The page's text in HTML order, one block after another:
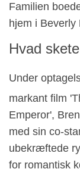
Familien
hjem i Beverly
Hvad
Under
markant film
Emperor',
med sin co-
ubekræftede
for romantisk